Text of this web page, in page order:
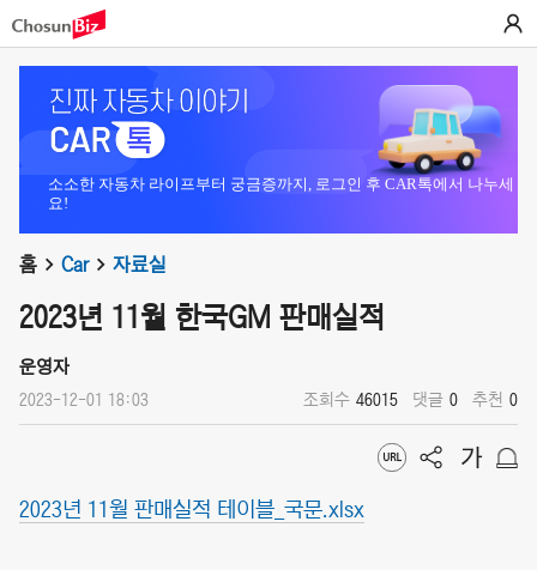
소소한 자동차 라이프부터 궁금증까지, 로그인 후 CAR톡에서 나누세
요!
홈 Car 자료실
2023년 11월 한국GM 판매실적
운영자
2023-12-01 18:03 조회수 46015 댓글 0 추천 0
2023년 11월 판매실적 테이블_국문.xlsx